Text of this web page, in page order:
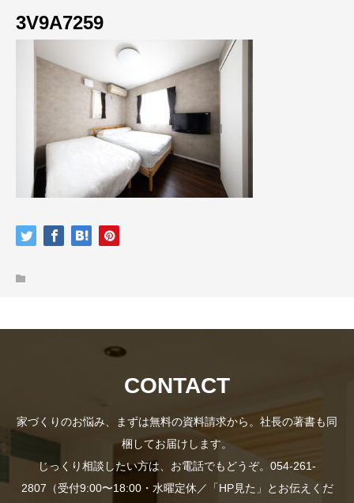
3V9A7259
CONTACT
家づくりのお悩み、まずは無料の資料請求から。社長の著書も同
梱してお届けします。
じっくり相談したい方は、お電話でもどうぞ。054-261-
2807（受付9:00〜18:00・水曜定休／「HP見た」とお伝えくだ